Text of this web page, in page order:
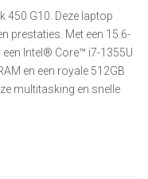
450 G10. Deze laptop
prestaties. Met een 15.6-
Intel® Core™ i7-1355U
en een royale 512GB
multitasking en snelle